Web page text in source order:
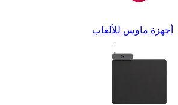
أجهزة ماوس للألعاب